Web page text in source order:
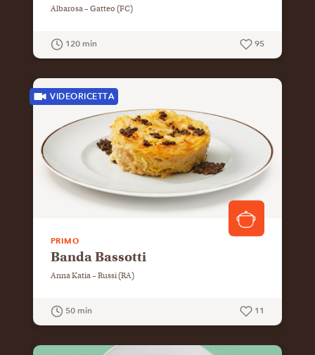
Albarosa – Gatteo (FC)
120 min 95
VIDEORICETTA
PRIMO
Banda Bassotti
Anna Katia – Russi (RA)
50 min 11